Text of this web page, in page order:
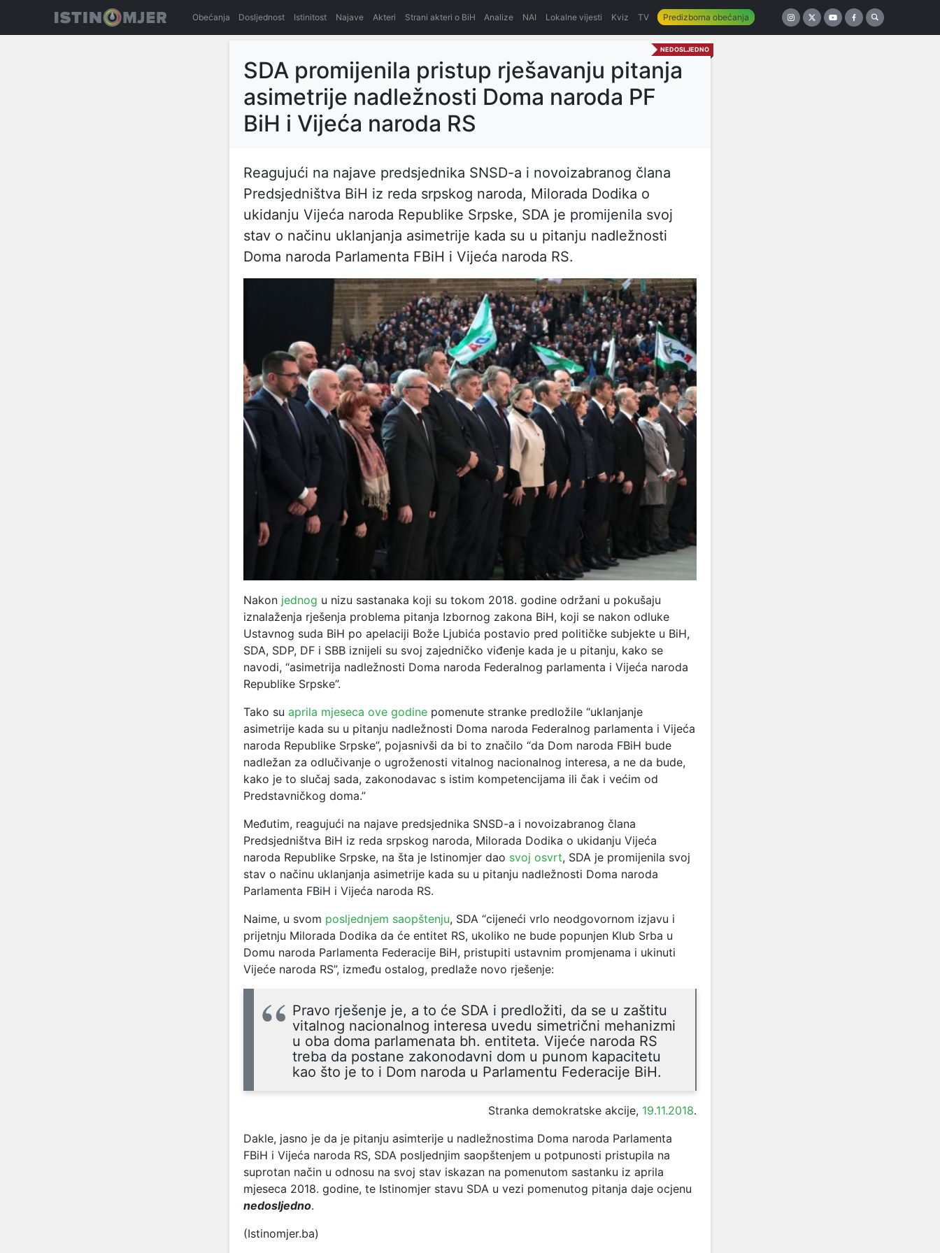
Obećanja Dosljednost Istinitost Najave Akteri Strani akteri o BiH Analize NAI Lokalne vijesti Kviz TV Predizborna obećanja
NEDOSLJEDNO
SDA promijenila pristup rješavanju pitanja
asimetrije nadležnosti Doma naroda PF
BiH i Vijeća naroda RS
Reagujući na najave predsjednika SNSD-a i novoizabranog člana
Predsjedništva BiH iz reda srpskog naroda, Milorada Dodika o
ukidanju Vijeća naroda Republike Srpske, SDA je promijenila svoj
stav o načinu uklanjanja asimetrije kada su u pitanju nadležnosti
Doma naroda Parlamenta FBiH i Vijeća naroda RS.
Nakon jednog u nizu sastanaka koji su tokom 2018. godine održani u pokušaju
iznalaženja rješenja problema pitanja Izbornog zakona BiH, koji se nakon odluke
Ustavnog suda BiH po apelaciji Bože Ljubića postavio pred političke subjekte u BiH,
SDA, SDP, DF i SBB iznijeli su svoj zajedničko viđenje kada je u pitanju, kako se
navodi, “asimetrija nadležnosti Doma naroda Federalnog parlamenta i Vijeća naroda
Republike Srpske”.
Tako su aprila mjeseca ove godine pomenute stranke predložile “uklanjanje
asimetrije kada su u pitanju nadležnosti Doma naroda Federalnog parlamenta i Vijeća
naroda Republike Srpske”, pojasnivši da bi to značilo “da Dom naroda FBiH bude
nadležan za odlučivanje o ugroženosti vitalnog nacionalnog interesa, a ne da bude,
kako je to slučaj sada, zakonodavac s istim kompetencijama ili čak i većim od
Predstavničkog doma.”
Međutim, reagujući na najave predsjednika SNSD-a i novoizabranog člana
Predsjedništva BiH iz reda srpskog naroda, Milorada Dodika o ukidanju Vijeća
naroda Republike Srpske, na šta je Istinomjer dao svoj osvrt, SDA je promijenila svoj
stav o načinu uklanjanja asimetrije kada su u pitanju nadležnosti Doma naroda
Parlamenta FBiH i Vijeća naroda RS.
Naime, u svom posljednjem saopštenju, SDA “cijeneći vrlo neodgovornom izjavu i
prijetnju Milorada Dodika da će entitet RS, ukoliko ne bude popunjen Klub Srba u
Domu naroda Parlamenta Federacije BiH, pristupiti ustavnim promjenama i ukinuti
Vijeće naroda RS”, između ostalog, predlaže novo rješenje:
Pravo rješenje je, a to će SDA i predložiti, da se u zaštitu
vitalnog nacionalnog interesa uvedu simetrični mehanizmi
u oba doma parlamenata bh. entiteta. Vijeće naroda RS
treba da postane zakonodavni dom u punom kapacitetu
kao što je to i Dom naroda u Parlamentu Federacije BiH.
Stranka demokratske akcije, 19.11.2018.
Dakle, jasno je da je pitanju asimterije u nadležnostima Doma naroda Parlamenta
FBiH i Vijeća naroda RS, SDA posljednjim saopštenjem u potpunosti pristupila na
suprotan način u odnosu na svoj stav iskazan na pomenutom sastanku iz aprila
mjeseca 2018. godine, te Istinomjer stavu SDA u vezi pomenutog pitanja daje ocjenu
nedosljedno.
(Istinomjer.ba)